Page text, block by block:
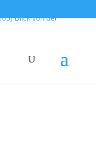
Blick von der